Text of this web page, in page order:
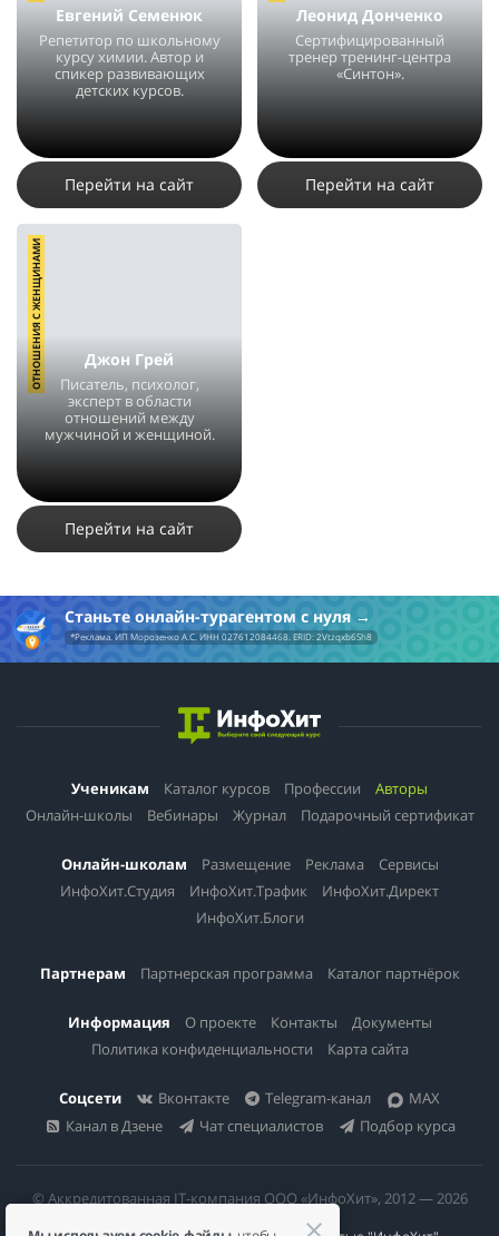
Евгений Семенюк
Репетитор по школьному
курсу химии. Автор и
спикер развивающих
детских курсов.
Перейти на сайт
Леонид Донченко
Сертифицированный
тренер тренинг-центра
«Синтон».
Перейти на сайт
Джон Грей
Писатель, психолог,
эксперт в области
отношений между
мужчиной и женщиной.
ОТНОШЕНИЯ С ЖЕНЩИНАМИ
Перейти на сайт
Станьте онлайн-турагентом с нуля
*Реклама. ИП Морозенко А.С. ИНН 027612084468. ERID: 2Vtzqxb6Sh8
Ученикам Каталог курсов Профессии
Авторы
Онлайн-школы
Вебинары Журнал Подарочный сертификат
Онлайн-школам Размещение Реклама
Сервисы
ИнфоХит.Студия
ИнфоХит.Трафик
ИнфоХит.Директ
ИнфоХит.Блоги
Партнерам Партнерская программа Каталог партнёрок
Информация О проекте Контакты
Документы
Политика конфиденциальности
Карта сайта
Соцсети Вконтакте Telegram-канал
MAX
Канал в Дзене
Чат специалистов Подбор курса
© Аккредитованная IT-компания ООО «ИнфоХит», 2012 — 2026